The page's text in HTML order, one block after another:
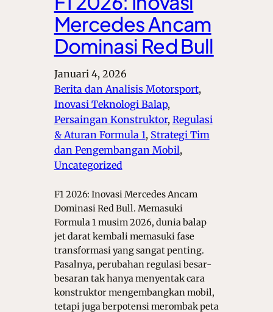
Mercedes Ancam
Dominasi Red Bull
Januari 4, 2026
Berita dan Analisis Motorsport ,
Inovasi Teknologi Balap ,
Persaingan Konstruktor, Regulasi
& Aturan Formula 1, Strategi Tim
dan Pengembangan Mobil ,
Uncategorized
F1 2026: Inovasi Mercedes Ancam
Dominasi Red Bull. Memasuki
Formula 1 musim 2026, dunia balap
jet darat kembali memasuki fase
transformasi yang sangat penting.
Pasalnya, perubahan regulasi besar-
besaran tak hanya menyentak cara
konstruktor mengembangkan mobil,
tetapi juga berpotensi merombak peta